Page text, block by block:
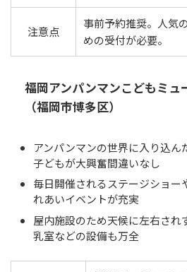
注意点
事前予約推奨。人気
めの受付が必要。
福岡アンパンマンこどもミュ
（福岡市博多区）
アンパンマンの世界に入り込ん
子どもが大興奮間違いなし
毎日開催されるステージショー
れあいイベントが充実
屋内施設のため天候に左右され
乳室などの設備も万全